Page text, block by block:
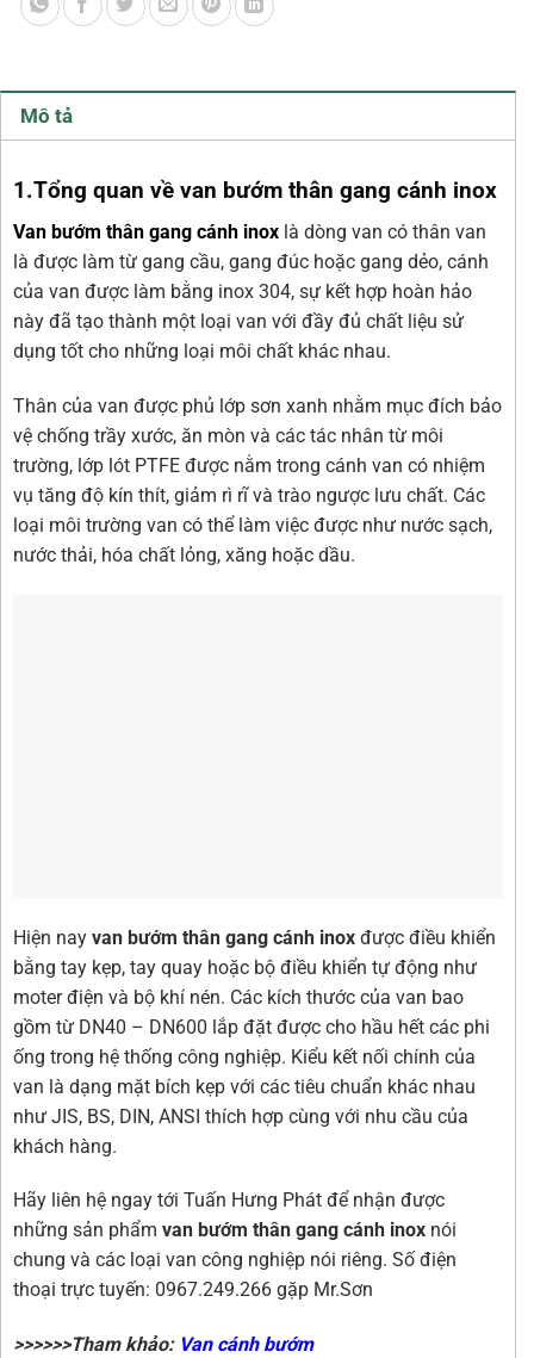
Mô tả
1.Tổng quan về van bướm thân gang cánh inox
Van bướm thân gang cánh inox là dòng van có thân van
là được làm từ gang cầu, gang đúc hoặc gang dẻo, cánh
của van được làm bằng inox 304, sự kết hợp hoàn hảo
này đã tạo thành một loại van với đầy đủ chất liệu sử
dụng tốt cho những loại môi chất khác nhau.
Thân của van được phủ lớp sơn xanh nhằm mục đích bảo
vệ chống trầy xước, ăn mòn và các tác nhân từ môi
trường, lớp lót PTFE được nằm trong cánh van có nhiệm
vụ tăng độ kín thít, giảm rì rĩ và trào ngược lưu chất. Các
loại môi trường van có thể làm việc được như nước sạch,
nước thải, hóa chất lỏng, xăng hoặc dầu.
Hiện nay van bướm thân gang cánh inox được điều khiển
bằng tay kẹp, tay quay hoặc bộ điều khiển tự động như
moter điện và bộ khí nén. Các kích thước của van bao
gồm từ DN40 – DN600 lắp đặt được cho hầu hết các phi
ống trong hệ thống công nghiệp. Kiểu kết nối chính của
van là dạng mặt bích kẹp với các tiêu chuẩn khác nhau
như JIS, BS, DIN, ANSI thích hợp cùng với nhu cầu của
khách hàng.
Hãy liên hệ ngay tới Tuấn Hưng Phát để nhận được
những sản phẩm van bướm thân gang cánh inox nói
chung và các loại van công nghiệp nói riêng. Số điện
thoại trực tuyến: 0967.249.266 gặp Mr.Sơn
>>>>>>Tham khảo: Van cánh bướm